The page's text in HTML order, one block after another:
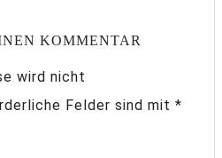
KOMMENTAR
wird nicht
Felder sind mit *